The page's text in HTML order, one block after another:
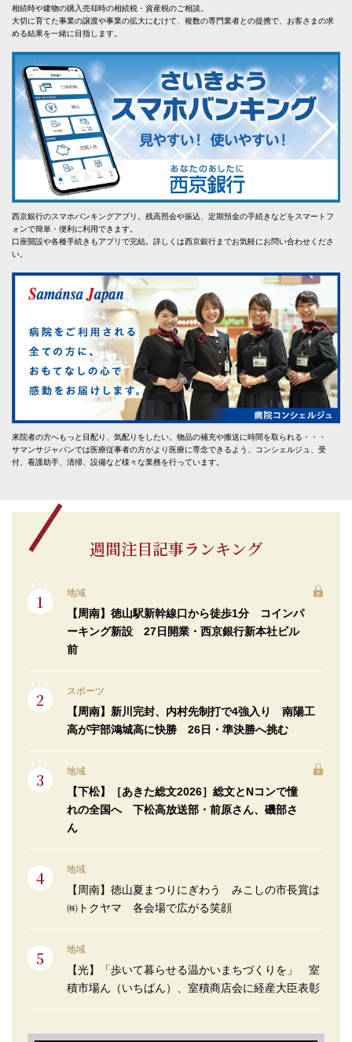
相続時や建物の購入売却時の相続税・資産税のご相談。
大切に育てた事業の譲渡や事業の拡大にむけて、複数の専門業者との提携で、お客さまの求
める結果を一緒に目指します。
西京銀行のスマホバンキングアプリ。残高照会や振込、定期預金の手続きなどをスマートフ
ォンで簡単・便利に利用できます。
口座開設や各種手続きもアプリで完結。詳しくは西京銀行までお気軽にお問い合わせくださ
い。
来院者の方へもっと目配り、気配りをしたい。物品の補充や搬送に時間を取られる・・・
サマンサジャパンでは医療従事者の方がより医療に専念できるよう、コンシェルジュ、受
付、看護助手、清掃、設備など様々な業務を行っています。
週間注目記事ランキング
地域
【周南】徳山駅新幹線口から徒歩1分 コインパ
ーキング新設 27日開業・西京銀行新本社ビル
前
スポーツ
【周南】新川完封、内村先制打で4強入り 南陽工
高が宇部鴻城高に快勝 26日・準決勝へ挑む
地域
【下松】［あきた総文2026］総文とNコンで憧
れの全国へ 下松高放送部・前原さん、磯部さ
ん
地域
【周南】徳山夏まつりにぎわう みこしの市長賞は
㈱トクヤマ 各会場で広がる笑顔
地域
【光】「歩いて暮らせる温かいまちづくりを」 室
積市場ん（いちばん）、室積商店会に経産大臣表彰